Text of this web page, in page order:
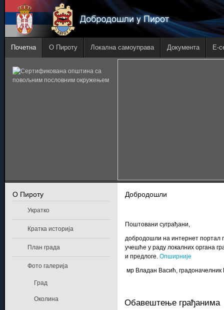
Почетна О Пироту Локална самоуправа Документа E-
Добродошли
Поштовани суграђани,
добродошли на интернет портал
учешће у раду локалних органа
и предлоге.Опширније
мр Владан Васић, градоначелник
Обавештење грађанима
О Пироту
Укратко
Кратка историја
План града
Фото галерија
Град
Околина